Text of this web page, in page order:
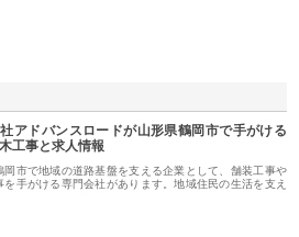
アドバンスロードが山形県鶴岡市で手がける
工事と求人情報
岡市で地域の道路基盤を支える企業として、舗装工事や
を手がける専門会社があります。地域住民の生活を支え